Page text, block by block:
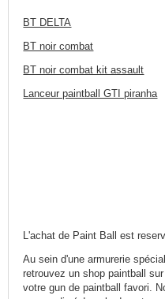
BT DELTA
BT noir combat
BT noir combat kit assault
Lanceur paintball GTI piranha
L'achat de Paint Ball est
Au sein d'une armurerie
retrouvez un shop paintball
votre gun de paintball favori.